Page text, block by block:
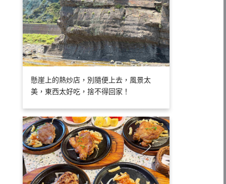
懸崖上的熱炒店，別隨便上去，風景太
美，東西太好吃，捨不得回家！